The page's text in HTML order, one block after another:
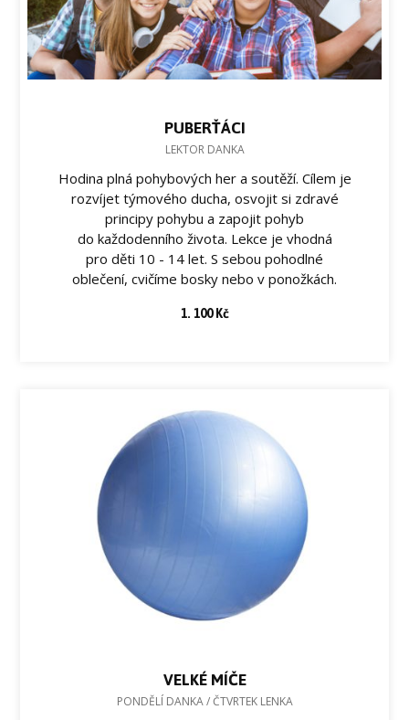
PUBERŤÁCI
LEKTOR DANKA
Hodina plná pohybových her a soutěží. Cílem je
rozvíjet týmového ducha, osvojit si zdravé
principy pohybu a zapojit pohyb
do každodenního života. Lekce je vhodná
pro děti 10 - 14 let. S sebou pohodlné
oblečení, cvičíme bosky nebo v ponožkách.
1. 100 Kč
VELKÉ MÍČE
PONDĚLÍ DANKA / ČTVRTEK LENKA